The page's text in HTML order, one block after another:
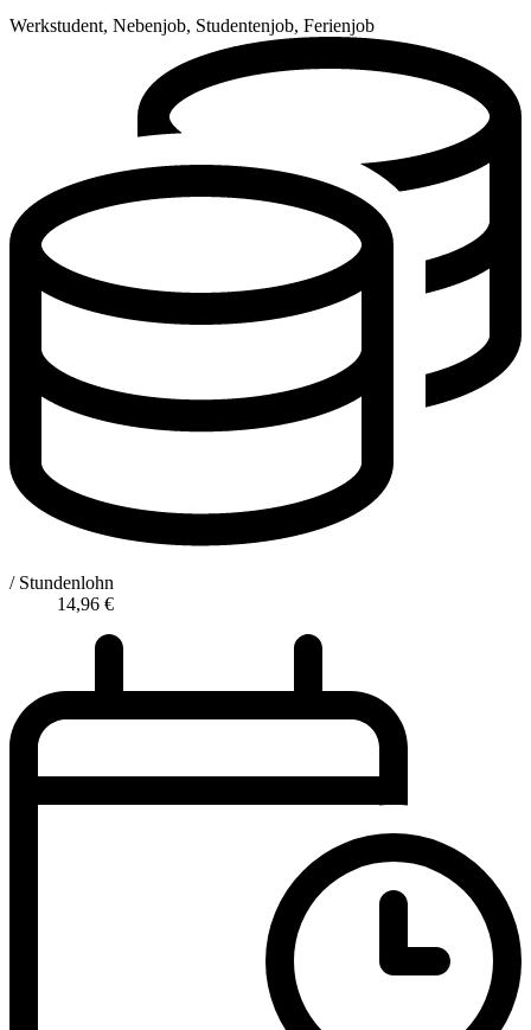
Werkstudent, Nebenjob, Studentenjob, Ferienjob
/ Stundenlohn
14,96 €